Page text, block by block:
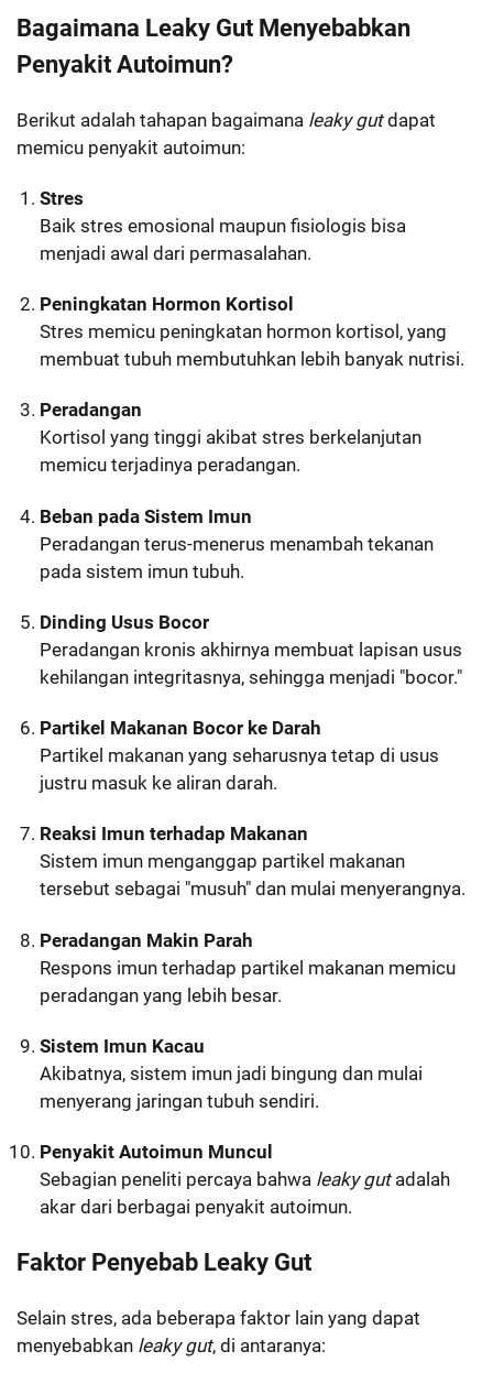
Bagaimana Leaky Gut Menyebabkan
Penyakit Autoimun?
Berikut adalah tahapan bagaimana leaky gutdapat
memicu penyakit autoimun:
Stres
Baik stres emosional maupun fisiologis bisa
menjadi awal dari permasalahan.
Peningkatan Hormon Kortisol
Stres memicu peningkatan hormon kortisol, yang
membuat tubuh membutuhkan lebih banyak nutrisi.
Peradangan
Kortisol yang tinggi akibat stres berkelanjutan
memicu terjadinya peradangan.
Beban pada Sistem Imun
Peradangan terus-menerus menambah tekanan
pada sistem imun tubuh.
Dinding Usus Bocor
Peradangan kronis akhirnya membuat lapisan usus
kehilangan integritasnya, sehingga menjadi "bocor."
Partikel Makanan Bocor ke Darah
Partikel makanan yang seharusnya tetap di usus
justru masuk ke aliran darah.
Reaksi Imun terhadap Makanan
Sistem imun menganggap partikel makanan
tersebut sebagai "musuh" dan mulai menyerangnya.
Peradangan Makin Parah
Respons imun terhadap partikel makanan memicu
peradangan yang lebih besar.
Sistem Imun Kacau
Akibatnya, sistem imun jadi bingung dan mulai
menyerang jaringan tubuh sendiri.
Penyakit Autoimun Muncul
Sebagian peneliti percaya bahwa leaky gutadalah
akar dari berbagai penyakit autoimun.
Faktor Penyebab Leaky Gut
Selain stres, ada beberapa faktor lain yang dapat
menyebabkan leaky gut, di antaranya: